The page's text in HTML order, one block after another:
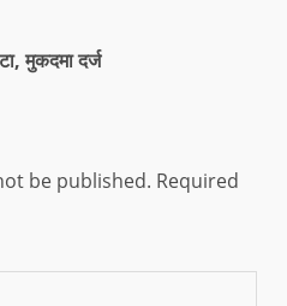
मुकदमा दर्ज
be published. Required